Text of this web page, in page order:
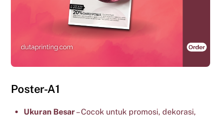
Poster-A1
Ukuran Besar– Cocok untuk promosi, dekorasi,